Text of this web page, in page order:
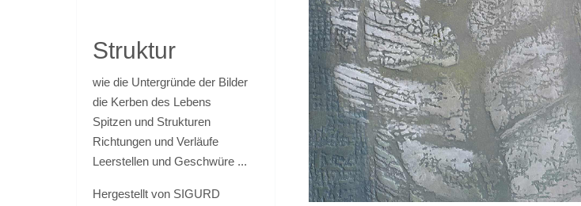
Struktur
wie die Untergründe der Bilder
die Kerben des Lebens
Spitzen und Strukturen
Richtungen und Verläufe
Leerstellen und Geschwüre ...
Hergestellt von SIGURD